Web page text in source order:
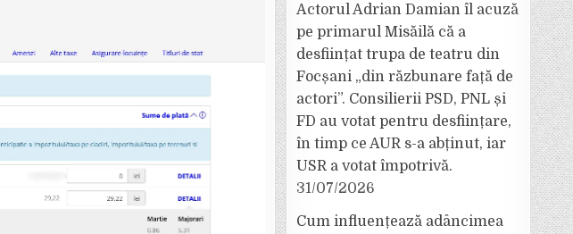
Actorul Adrian Damian îl acuză
pe primarul Misăilă că a
desființat trupa de teatru din
Focșani „din răzbunare față de
actori”. Consilierii PSD, PNL și
FD au votat pentru desființare,
în timp ce AUR s-a abținut, iar
USR a votat împotrivă.
31/07/2026
Cum influențează adâncimea